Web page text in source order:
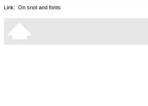
Link: On snot and fonts